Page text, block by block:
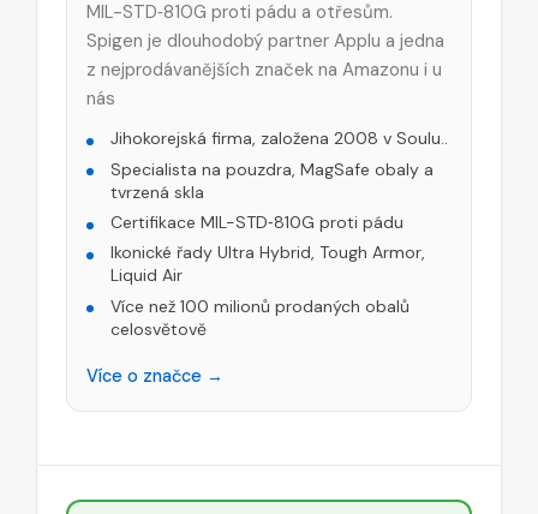
MIL-STD‑810G proti pádu a otřesům.
Spigen je dlouhodobý partner Applu a jedna
z nejprodávanějších značek na Amazonu i u
nás
Jihokorejská firma, založena 2008 v Soulu..
Specialista na pouzdra, MagSafe obaly a
tvrzená skla
Certifikace MIL-STD‑810G proti pádu
Ikonické řady Ultra Hybrid, Tough Armor,
Liquid Air
Více než 100 milionů prodaných obalů
celosvětově
Více o značce →